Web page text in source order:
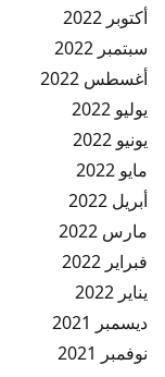
أكتوبر 2022
سبتمبر 2022
أغسطس 2022
يوليو 2022
يونيو 2022
مايو 2022
أبريل 2022
مارس 2022
فبراير 2022
يناير 2022
ديسمبر 2021
نوفمبر 2021